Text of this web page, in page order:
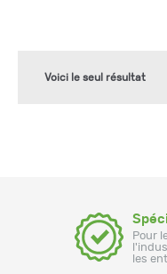
Voici le seul résultat
Pour
les